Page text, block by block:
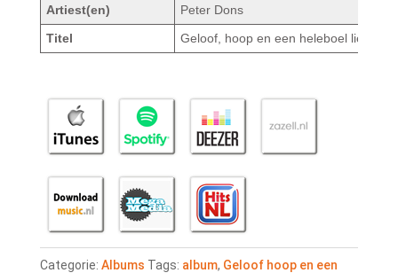
Artiest(en)
Peter Dons
Titel
Geloof, hoop en een heleboel liefde
Categorie: Albums Tags: album, Geloof hoop en een